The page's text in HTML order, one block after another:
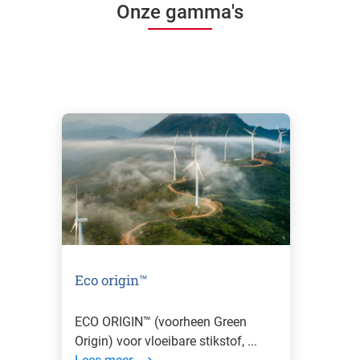
Onze gamma's
Eco origin™
ECO ORIGIN™ (voorheen Green
Origin) voor vloeibare stikstof, ...